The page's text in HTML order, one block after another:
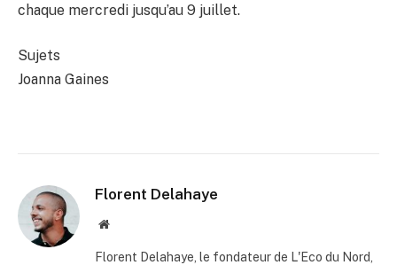
chaque mercredi jusqu’au 9 juillet.
Sujets
Joanna Gaines
Florent Delahaye
Site
Florent Delahaye, le fondateur de L'Eco du Nord,